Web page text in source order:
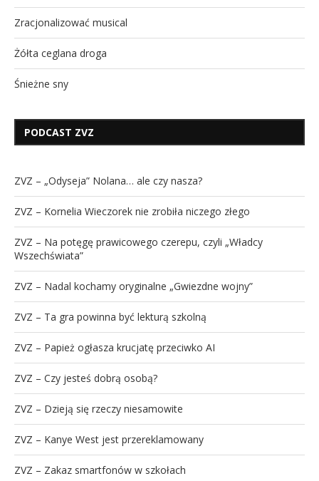
Zracjonalizować musical
Żółta ceglana droga
Śnieżne sny
PODCAST ZVZ
ZVZ – „Odyseja” Nolana… ale czy nasza?
ZVZ – Kornelia Wieczorek nie zrobiła niczego złego
ZVZ – Na potęgę prawicowego czerepu, czyli „Władcy
Wszechświata”
ZVZ – Nadal kochamy oryginalne „Gwiezdne wojny”
ZVZ – Ta gra powinna być lekturą szkolną
ZVZ – Papież ogłasza krucjatę przeciwko AI
ZVZ – Czy jesteś dobrą osobą?
ZVZ – Dzieją się rzeczy niesamowite
ZVZ – Kanye West jest przereklamowany
ZVZ – Zakaz smartfonów w szkołach